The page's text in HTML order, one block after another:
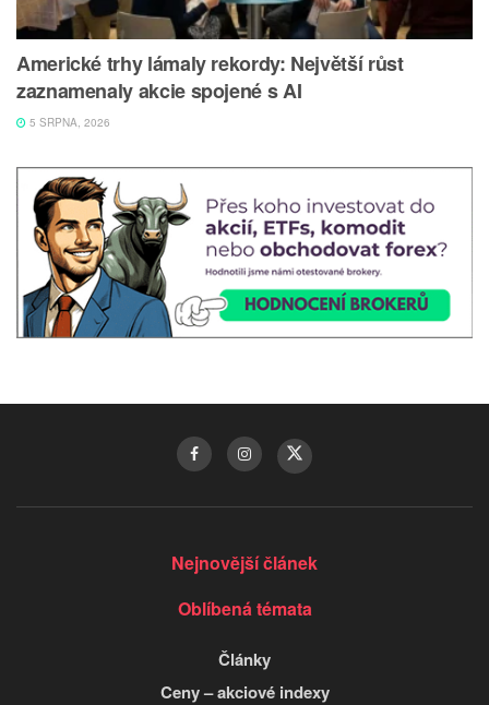
Americké trhy lámaly rekordy: Největší růst
zaznamenaly akcie spojené s AI
5 SRPNA, 2026
Nejnovější článek
Oblíbená témata
Články
Ceny – akciové indexy